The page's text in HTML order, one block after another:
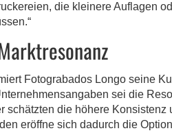
die kleinere Auflagen
Fotograbados Longo seine
sei die
schätzten die höhere Konsistenz
eröffne sich dadurch die